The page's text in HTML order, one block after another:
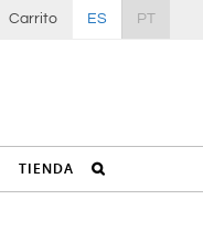
Carrito ES PT
TIENDA